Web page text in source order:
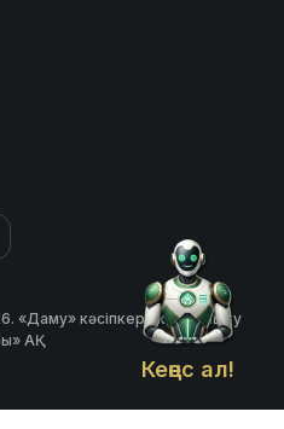
Кеңес ал!
«Даму» кәсіпкерлікті дамыту
АҚ